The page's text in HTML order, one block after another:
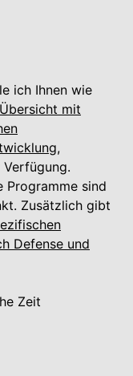
ich Ihnen wie
mit
Verfügung.
Programme sind
Zusätzlich gibt
Defense und
Zeit